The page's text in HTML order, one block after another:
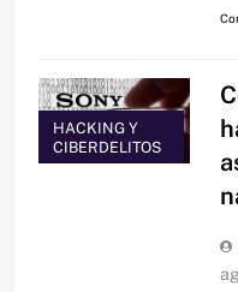
HACKING Y
CIBERDELITOS